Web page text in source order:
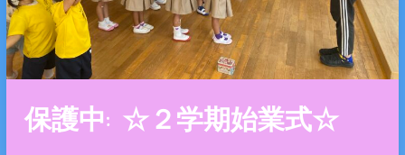
保護中: ☆２学期始業式☆